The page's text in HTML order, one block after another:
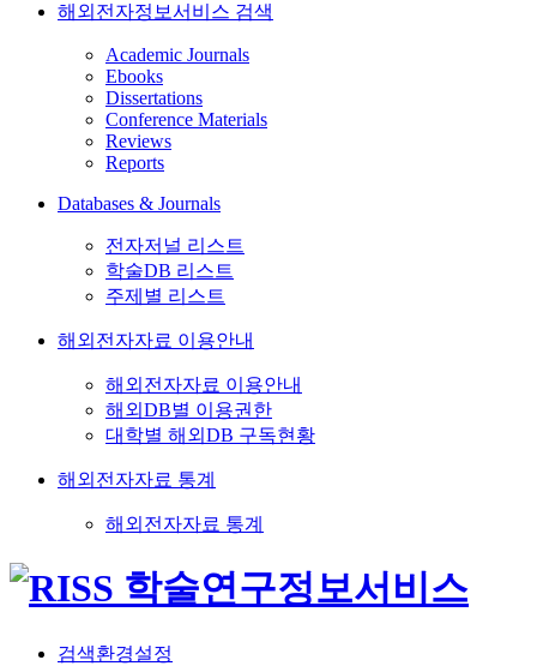
해외전자정보서비스 검색
Academic Journals
Ebooks
Dissertations
Conference Materials
Reviews
Reports
Databases & Journals
전자저널 리스트
학술DB 리스트
주제별 리스트
해외전자자료 이용안내
해외전자자료 이용안내
해외DB별 이용권한
대학별 해외DB 구독현황
해외전자자료 통계
해외전자자료 통계
검색환경설정